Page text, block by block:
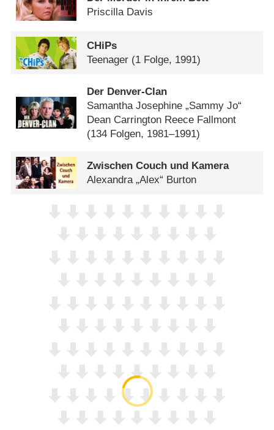
Priscilla Davis
CHiPs
Teenager (1 Folge, 1991)
Der Denver-Clan
Samantha Josephine „Sammy Jo“
Dean Carrington Reece Fallmont
(134 Folgen, 1981–1991)
Zwischen Couch und Kamera
Alexandra „Alex“ Burton